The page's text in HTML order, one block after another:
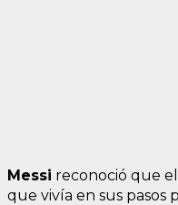
Messi reconoció que
que vivía en sus pasos